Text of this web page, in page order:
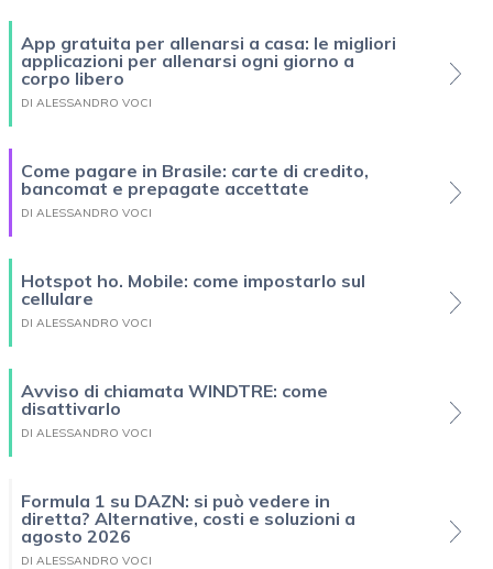
App gratuita per allenarsi a casa: le migliori
applicazioni per allenarsi ogni giorno a
corpo libero
DI ALESSANDRO VOCI
Come pagare in Brasile: carte di credito,
bancomat e prepagate accettate
DI ALESSANDRO VOCI
Hotspot ho. Mobile: come impostarlo sul
cellulare
DI ALESSANDRO VOCI
Avviso di chiamata WINDTRE: come
disattivarlo
DI ALESSANDRO VOCI
Formula 1 su DAZN: si può vedere in
diretta? Alternative, costi e soluzioni a
agosto 2026
DI ALESSANDRO VOCI